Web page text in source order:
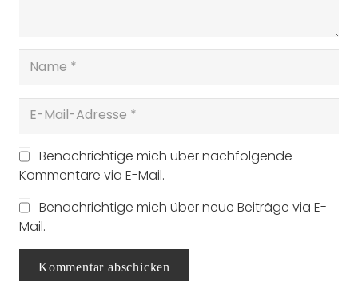
Benachrichtige mich über nachfolgende
Kommentare via E-Mail.
Benachrichtige mich über neue Beiträge via E-
Mail.
Kommentar abschicken